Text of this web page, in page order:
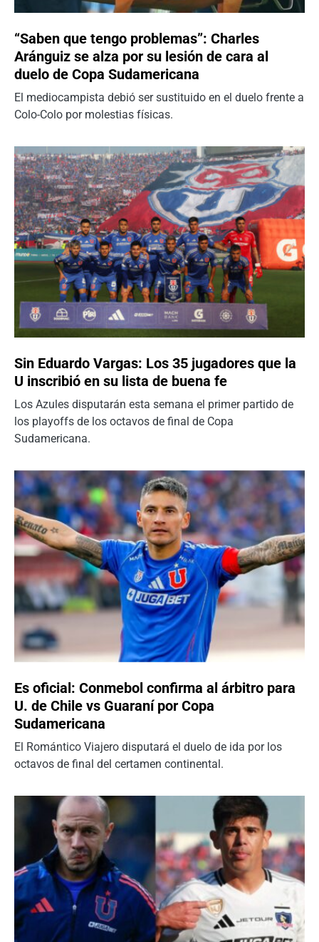
“Saben que tengo problemas”: Charles
Aránguiz se alza por su lesión de cara al
duelo de Copa Sudamericana
El mediocampista debió ser sustituido en el duelo frente a
Colo-Colo por molestias físicas.
Sin Eduardo Vargas: Los 35 jugadores que la
U inscribió en su lista de buena fe
Los Azules disputarán esta semana el primer partido de
los playoffs de los octavos de final de Copa
Sudamericana.
Es oficial: Conmebol confirma al árbitro para
U. de Chile vs Guaraní por Copa
Sudamericana
El Romántico Viajero disputará el duelo de ida por los
octavos de final del certamen continental.